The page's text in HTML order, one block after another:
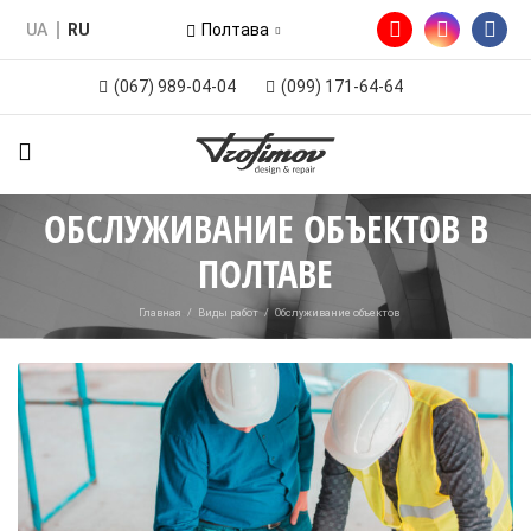
(067) 989-04-04 (099) 171-64-64
UA RU Полтава
ОБСЛУЖИВАНИЕ ОБЪЕКТОВ В
ПОЛТАВЕ
Главная / Виды работ / Обслуживание объектов